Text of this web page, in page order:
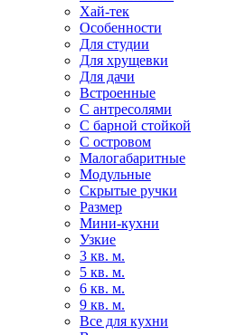
Хай-тек
Особенности
Для студии
Для хрущевки
Для дачи
Встроенные
С антресолями
С барной стойкой
С островом
Малогабаритные
Модульные
Скрытые ручки
Размер
Мини-кухни
Узкие
3 кв. м.
5 кв. м.
6 кв. м.
9 кв. м.
Все для кухни